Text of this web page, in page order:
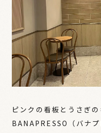
ピンクの看板とうさぎ
BANAPRESSO（バナプ